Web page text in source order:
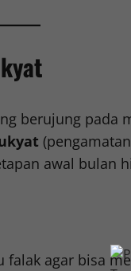
berujung pada
awal bulan
agar bisa